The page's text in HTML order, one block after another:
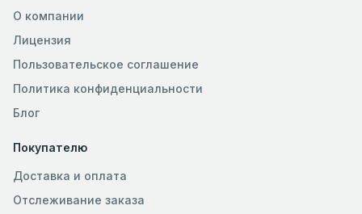
О компании
Лицензия
Пользовательское соглашение
Политика конфиденциальности
Блог
Покупателю
Доставка и оплата
Отслеживание заказа